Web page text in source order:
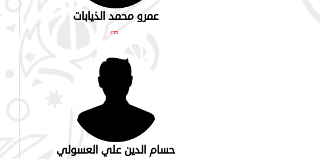
عمرو محمد الذيابات
cm
حسام الدين علي العسولي